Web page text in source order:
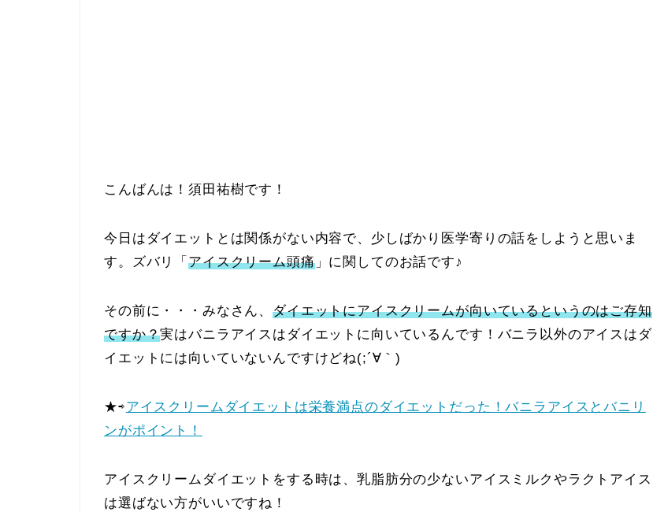
こんばんは！須田祐樹です！
今日はダイエットとは関係がない内容で、少しばかり医学寄りの話をしようと思いま
す。ズバリ「アイスクリーム頭痛」に関してのお話です♪
その前に・・・みなさん、ダイエットにアイスクリームが向いているというのはご存知
ですか？実はバニラアイスはダイエットに向いているんです！バニラ以外のアイスはダ
イエットには向いていないんですけどね(;´∀｀)
★⇨アイスクリームダイエットは栄養満点のダイエットだった！バニラアイスとバニリ
ンがポイント！
アイスクリームダイエットをする時は、乳脂肪分の少ないアイスミルクやラクトアイス
は選ばない方がいいですね！